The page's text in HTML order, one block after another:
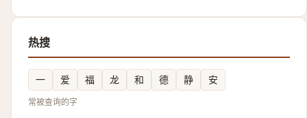
热搜
一 爱 福 龙 和 德 静 安
常被查询的字